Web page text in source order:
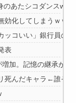
のあたシコダンス
効化してしまうｗｗ
ッコいい」銀行員の
表
加。記憶の継承が危
死んだキャラ←誰そ